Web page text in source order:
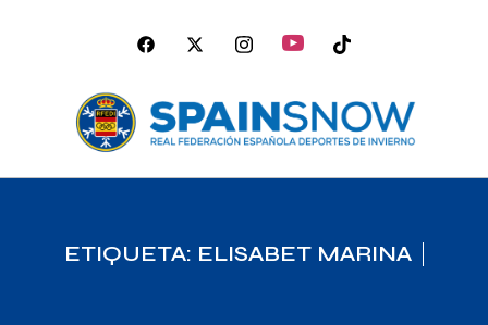
ETIQUETA: ELISABET MARINA